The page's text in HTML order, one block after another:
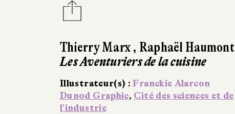
Thierry Marx, Raphaël Haumont
Les Aventuriers de la cuisine
Illustrateur(s) :Franckie Alarcon
Dunod Graphic, Cité des sciences et de
l'industrie